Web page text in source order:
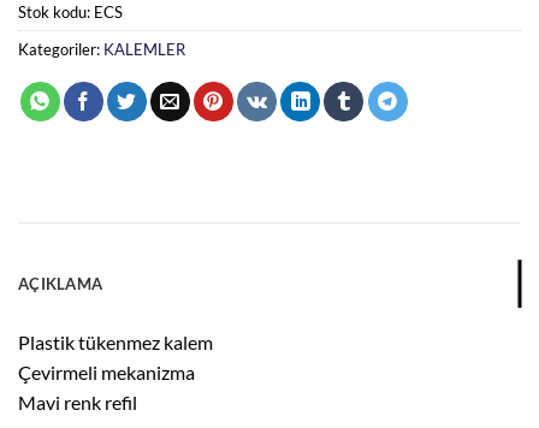
Stok kodu: ECS
Kategoriler: KALEMLER
AÇIKLAMA
Plastik tükenmez kalem
Çevirmeli mekanizma
Mavi renk refil